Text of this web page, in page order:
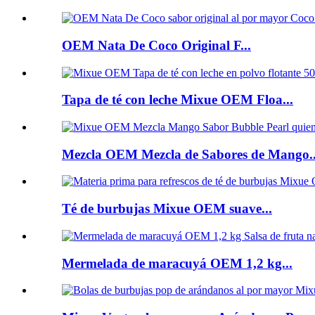
OEM Nata De Coco Original F...
Tapa de té con leche Mixue OEM Floa...
Mezcla OEM Mezcla de Sabores de
Té de burbujas Mixue OEM suave...
Mermelada de maracuyá OEM 1,2 kg...